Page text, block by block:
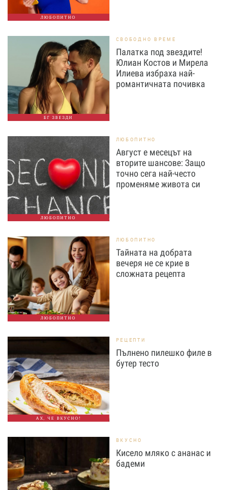
ЛЮБОПИТНО
БГ ЗВЕЗДИ
СВОБОДНО ВРЕМЕ
Палатка под звездите!
Юлиан Костов и Мирела
Илиева избраха най-
романтичната почивка
ЛЮБОПИТНО
ЛЮБОПИТНО
Август е месецът на
вторите шансове: Защо
точно сега най-често
променяме живота си
ЛЮБОПИТНО
ЛЮБОПИТНО
Тайната на добрата
вечеря не се крие в
сложната рецепта
АХ, ЧЕ ВКУСНО!
РЕЦЕПТИ
Пълнено пилешко филе в
бутер тесто
ВКУСНО
Кисело мляко с ананас и
бадеми